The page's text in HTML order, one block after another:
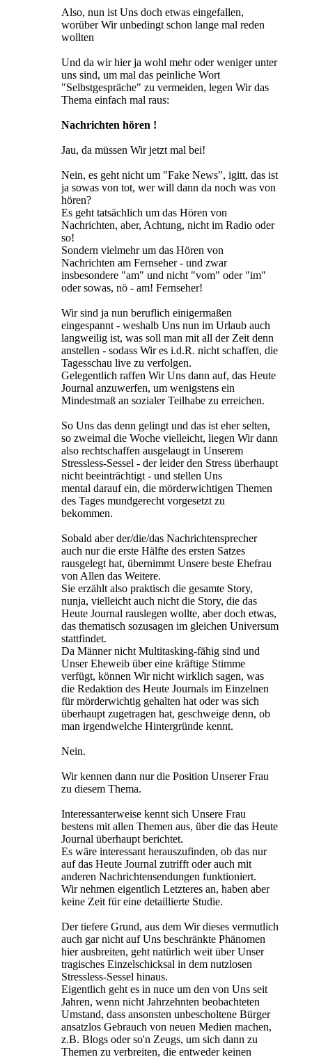
Also, nun ist Uns doch etwas eingefallen,
worüber Wir unbedingt schon lange mal reden
wollten
Und da wir hier ja wohl mehr oder weniger unter
uns sind, um mal das peinliche Wort
"Selbstgespräche" zu vermeiden, legen Wir das
Thema einfach mal raus:
Nachrichten hören !
Jau, da müssen Wir jetzt mal bei!
Nein, es geht nicht um "Fake News", igitt, das ist
ja sowas von tot, wer will dann da noch was von
hören?
Es geht tatsächlich um das Hören von
Nachrichten, aber, Achtung, nicht im Radio oder
so!
Sondern vielmehr um das Hören von
Nachrichten am Fernseher - und zwar
insbesondere "am" und nicht "vom" oder "im"
oder sowas, nö - am! Fernseher!
Wir sind ja nun beruflich einigermaßen
eingespannt - weshalb Uns nun im Urlaub auch
langweilig ist, was soll man mit all der Zeit denn
anstellen - sodass Wir es i.d.R. nicht schaffen, die
Tagesschau live zu verfolgen.
Gelegentlich raffen Wir Uns dann auf, das Heute
Journal anzuwerfen, um wenigstens ein
Mindestmaß an sozialer Teilhabe zu erreichen.
So Uns das denn gelingt und das ist eher selten,
so zweimal die Woche vielleicht, liegen Wir dann
also rechtschaffen ausgelaugt in Unserem
Stressless-Sessel - der leider den Stress überhaupt
nicht beeinträchtigt - und stellen Uns
mental darauf ein, die mörderwichtigen Themen
des Tages mundgerecht vorgesetzt zu
bekommen.
Sobald aber der/die/das Nachrichtensprecher
auch nur die erste Hälfte des ersten Satzes
rausgelegt hat, übernimmt Unsere beste Ehefrau
von Allen das Weitere.
Sie erzählt also praktisch die gesamte Story,
nunja, vielleicht auch nicht die Story, die das
Heute Journal rauslegen wollte, aber doch etwas,
das thematisch sozusagen im gleichen Universum
stattfindet.
Da Männer nicht Multitasking-fähig sind und
Unser Eheweib über eine kräftige Stimme
verfügt, können Wir nicht wirklich sagen, was
die Redaktion des Heute Journals im Einzelnen
für mörderwichtig gehalten hat oder was sich
überhaupt zugetragen hat, geschweige denn, ob
man irgendwelche Hintergründe kennt.
Nein.
Wir kennen dann nur die Position Unserer Frau
zu diesem Thema.
Interessanterweise kennt sich Unsere Frau
bestens mit allen Themen aus, über die das Heute
Journal überhaupt berichtet.
Es wäre interessant herauszufinden, ob das nur
auf das Heute Journal zutrifft oder auch mit
anderen Nachrichtensendungen funktioniert.
Wir nehmen eigentlich Letzteres an, haben aber
keine Zeit für eine detaillierte Studie.
Der tiefere Grund, aus dem Wir dieses vermutlich
auch gar nicht auf Uns beschränkte Phänomen
hier ausbreiten, geht natürlich weit über Unser
tragisches Einzelschicksal in dem nutzlosen
Stressless-Sessel hinaus.
Eigentlich geht es in nuce um den von Uns seit
Jahren, wenn nicht Jahrzehnten beobachteten
Umstand, dass ansonsten unbescholtene Bürger
ansatzlos Gebrauch von neuen Medien machen,
z.B. Blogs oder so'n Zeugs, um sich dann zu
Themen zu verbreiten, die entweder keinen